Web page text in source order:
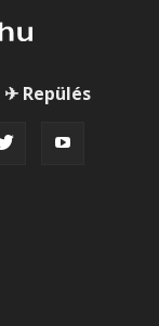
Repülés